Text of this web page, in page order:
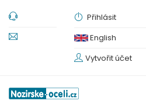
Přihlásit
English
Vytvořit účet